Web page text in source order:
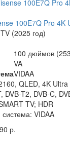
100E7Q Pro 4K
(2025 год)
100 дюймов
VA
VIDAA
QLED, 4K
DVB-T2, DVB-C,
TV; HDR
VIDAA
р.